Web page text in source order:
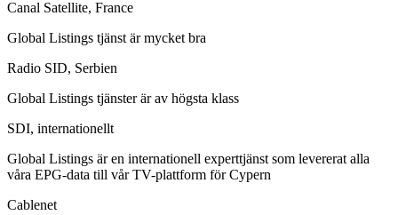
Canal Satellite, France
Global Listings tjänst är mycket bra
Radio SID, Serbien
Global Listings tjänster är av högsta klass
SDI, internationellt
Global Listings är en internationell experttjänst som levererat alla
våra EPG-data till vår TV-plattform för Cypern
Cablenet